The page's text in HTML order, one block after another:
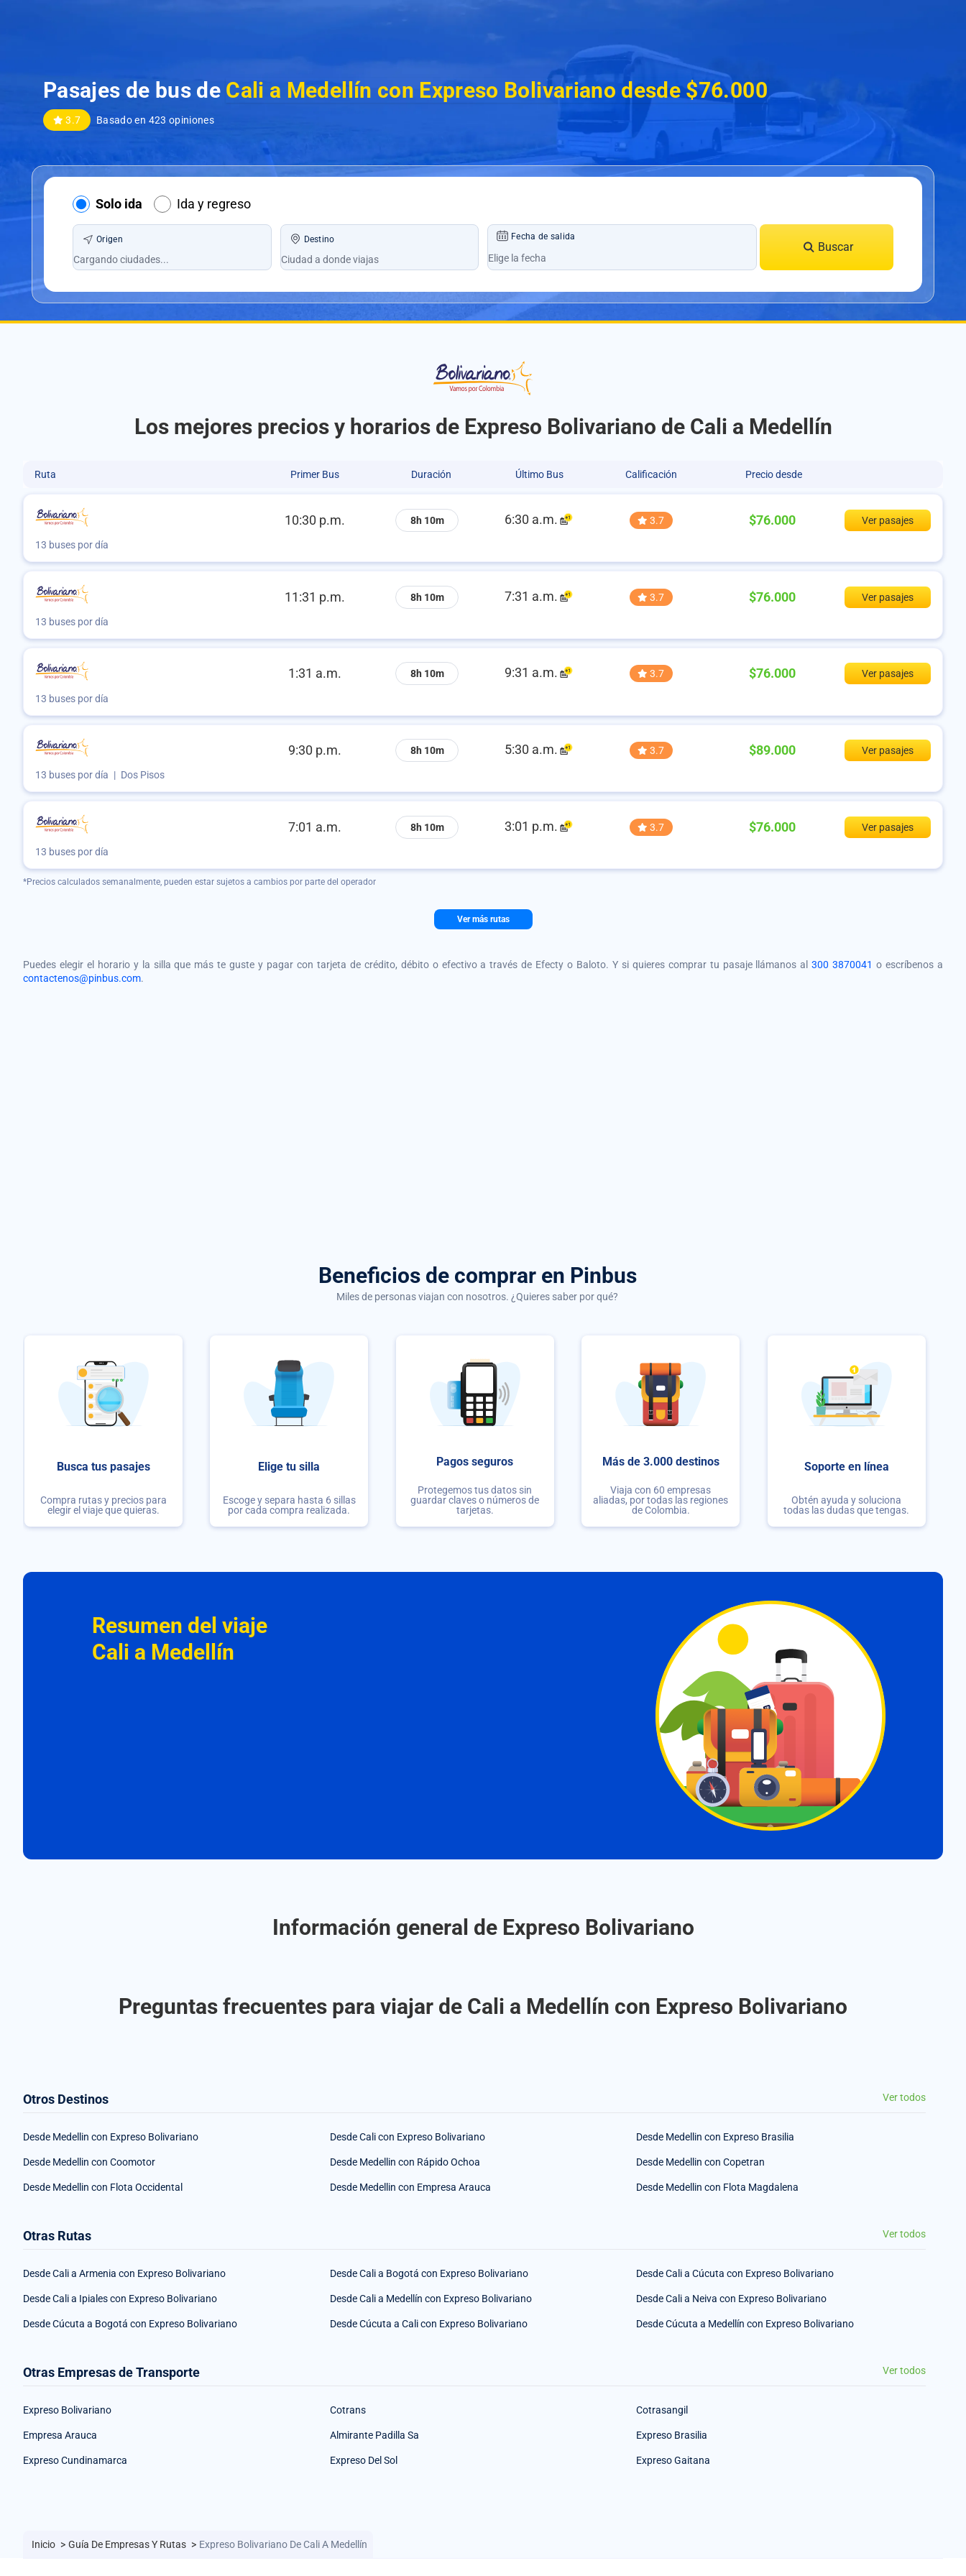
Pasajes de bus de Cali a Medellín con Expreso Bolivariano desde $76.000
3.7 Basado en 423 opiniones
Solo ida Ida y regreso
Origen Destino Fecha de salida
Buscar
Los mejores precios y horarios de Expreso Bolivariano de Cali a Medellín
Ruta Primer Bus Duración Último Bus Calificación Precio desde
10:30 p.m. 8h 10m 6:30 a.m. 3.7 $76.000 Ver pasajes
13 buses por día
11:31 p.m. 8h 10m 7:31 a.m. 3.7 $76.000 Ver pasajes
13 buses por día
1:31 a.m. 8h 10m 9:31 a.m. 3.7 $76.000 Ver pasajes
13 buses por día
9:30 p.m. 8h 10m 5:30 a.m. 3.7 $89.000 Ver pasajes
13 buses por día | Dos Pisos
7:01 a.m. 8h 10m 3:01 p.m. 3.7 $76.000 Ver pasajes
13 buses por día
*Precios calculados semanalmente, pueden estar sujetos a cambios por parte del operador
Ver más rutas
Puedes elegir el horario y la silla que más te guste y pagar con tarjeta de crédito, débito o efectivo a través de Efecty o Baloto. Y si quieres comprar tu pasaje llámanos al300 3870041 o escríbenos a
contactenos@pinbus.com.
Beneficios de comprar en Pinbus
Miles de personas viajan con nosotros. ¿Quieres saber por qué?
Busca tus pasajes
Compra rutas y precios para
elegir el viaje que quieras.
Elige tu silla
Escoge y separa hasta 6 sillas
por cada compra realizada.
Pagos seguros
Protegemos tus datos sin
guardar claves o números de
tarjetas.
Más de 3.000 destinos
Viaja con 60 empresas
aliadas, por todas las regiones
de Colombia.
Soporte en línea
Obtén ayuda y soluciona
todas las dudas que tengas.
Resumen del viaje
Cali a Medellín
Información general de Expreso Bolivariano
Preguntas frecuentes para viajar de Cali a Medellín con Expreso Bolivariano
Otros Destinos Ver todos
Desde Medellin con Expreso Bolivariano Desde Cali con Expreso Bolivariano Desde Medellin con Expreso Brasilia
Desde Medellin con Coomotor Desde Medellin con Rápido Ochoa Desde Medellin con Copetran
Desde Medellin con Flota Occidental Desde Medellin con Empresa Arauca Desde Medellin con Flota Magdalena
Otras Rutas Ver todos
Desde Cali a Armenia con Expreso Bolivariano Desde Cali a Bogotá con Expreso Bolivariano Desde Cali a Cúcuta con Expreso Bolivariano
Desde Cali a Ipiales con Expreso Bolivariano Desde Cali a Medellín con Expreso Bolivariano Desde Cali a Neiva con Expreso Bolivariano
Desde Cúcuta a Bogotá con Expreso Bolivariano Desde Cúcuta a Cali con Expreso Bolivariano Desde Cúcuta a Medellín con Expreso Bolivariano
Otras Empresas de Transporte Ver todos
Expreso Bolivariano Cotrans Cotrasangil
Empresa Arauca Almirante Padilla Sa Expreso Brasilia
Expreso Cundinamarca Expreso Del Sol Expreso Gaitana
Inicio > Guía De Empresas Y Rutas > Expreso Bolivariano De Cali A Medellín